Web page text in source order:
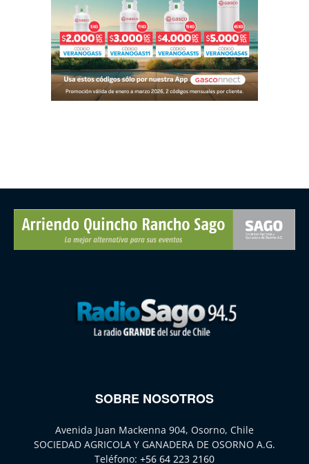
SOBRE NOSOTROS
Avenida Juan Mackenna 904, Osorno, Chile
SOCIEDAD AGRICOLA Y GANADERA DE OSORNO A.G.
Teléfono: +56 64 223 2160